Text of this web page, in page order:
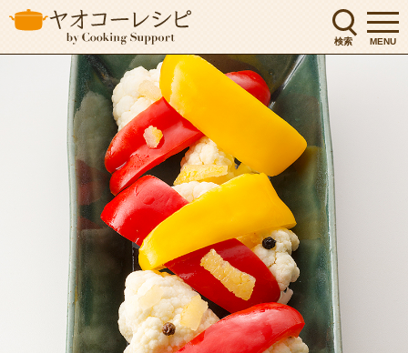
検索 MENU